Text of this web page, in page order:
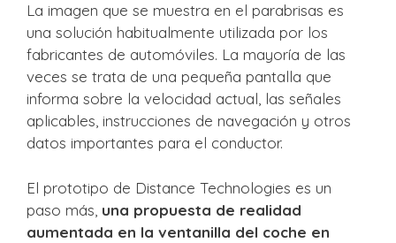
La imagen que se muestra en el parabrisas es
una solución habitualmente utilizada por los
fabricantes de automóviles. La mayoría de las
veces se trata de una pequeña pantalla que
informa sobre la velocidad actual, las señales
aplicables, instrucciones de navegación y otros
datos importantes para el conductor.
El prototipo de Distance Technologies es un
paso más, una propuesta de realidad
aumentada en la ventanilla del coche en